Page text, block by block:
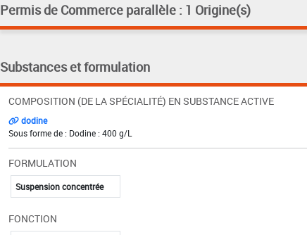
Permis de Commerce parallèle : 1 Origine(s)
Substances et formulation
COMPOSITION (DE LA SPÉCIALITÉ) EN SUBSTANCE ACTIVE
dodine
Sous forme de : Dodine : 400 g/L
FORMULATION
Suspension concentrée
FONCTION